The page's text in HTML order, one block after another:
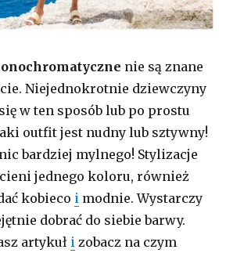
nie są znane
Niejednokrotnie dziewczyny
w ten sposób lub po prostu
outfit jest nudny lub sztywny!
bardziej mylnego! Stylizacje
jednego koloru, również
kobieco i modnie. Wystarczy
dobrać do siebie barwy.
artykuł i zobacz na czym